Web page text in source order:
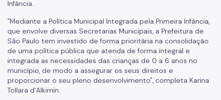
Infância.
"Mediante a Política Municipal Integrada pela Primeira Infância,
que envolve diversas Secretarias Municipais, a Prefeitura de
São Paulo tem investido de forma prioritária na consolidação
de uma política pública que atenda de forma integral e
integrada as necessidades das crianças de 0 a 6 anos no
município, de modo a assegurar os seus direitos e
proporcionar o seu pleno desenvolvimento", completa Karina
Tollara d’Alkimin.